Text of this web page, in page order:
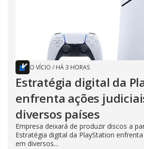
O VÍCIO / HÁ 3 HORAS
Estratégia digital da
enfrenta ações
diversos países
Empresa deixará de produzir discos a
Estratégia digital da PlayStation
em diversos...